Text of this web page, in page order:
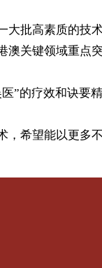
大批高素质的技
关键领域重点突
”的疗效和诀要
，希望能以更多